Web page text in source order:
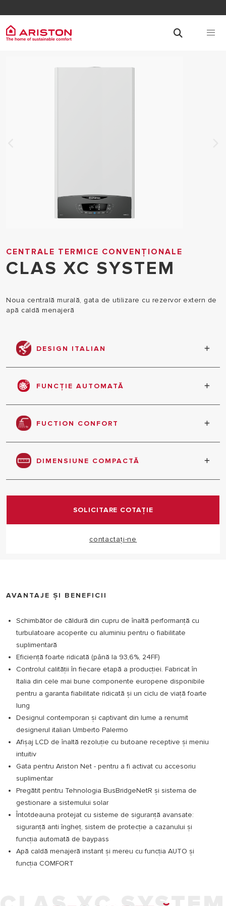
CENTRALE TERMICE CONVENȚIONALE
CLAS XC SYSTEM
Noua centrală murală, gata de utilizare cu rezervor extern de
apă caldă menajeră
DESIGN ITALIAN
Designul contemporan și captivant de la designerul
renumit în toată lumea Umberto Palermo
FUNCȚIE AUTOMATĂ
Automatizarea dependentă de vreme oferă confort
maxim, economii de energie și ușurință în utilizare
FUCTION CONFORT
Livrare rapidă de apă caldă în mai puțin de 5
secunde
DIMENSIUNE COMPACTĂ
Dimensiunile reduse ale cazanului facilitează
SOLICITARE COTAȚIE
contactați-ne
AVANTAJE ȘI BENEFICII
Schimbător de căldură din cupru de înaltă performanță cu
turbulatoare acoperite cu aluminiu pentru o fiabilitate
suplimentară
Eficiență foarte ridicată (până la 93,6%, 24FF)
Controlul calității în fiecare etapă a producției. Fabricat în
Italia din cele mai bune componente europene disponibile
pentru a garanta fiabilitate ridicată și un ciclu de viață foarte
lung
Designul contemporan și captivant din lume a renumit
designerul italian Umberto Palermo
Afișaj LCD de înaltă rezoluție cu butoane receptive și meniu
intuitiv
Gata pentru Ariston Net - pentru a fi activat cu accesoriu
suplimentar
Pregătit pentru Tehnologia BusBridgeNetR și sistema de
gestionare a sistemului solar
Întotdeauna protejat cu sisteme de siguranță avansate:
siguranță anti îngheț, sistem de protecție a cazanului și
funcția automată de baypass
Apă caldă menajeră instant și mereu cu funcția AUTO și
funcția COMFORT